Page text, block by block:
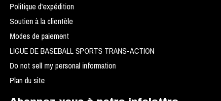
Politique d'expédition
Soutien à la clientèle
Modes de paiement
LIGUE DE BASEBALL SPORTS TRANS-ACTION
Do not sell my personal information
Plan du site